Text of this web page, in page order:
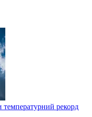
температурний рекорд